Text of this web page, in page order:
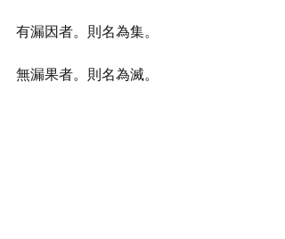
有漏因者。則名為集。
無漏果者。則名為滅。